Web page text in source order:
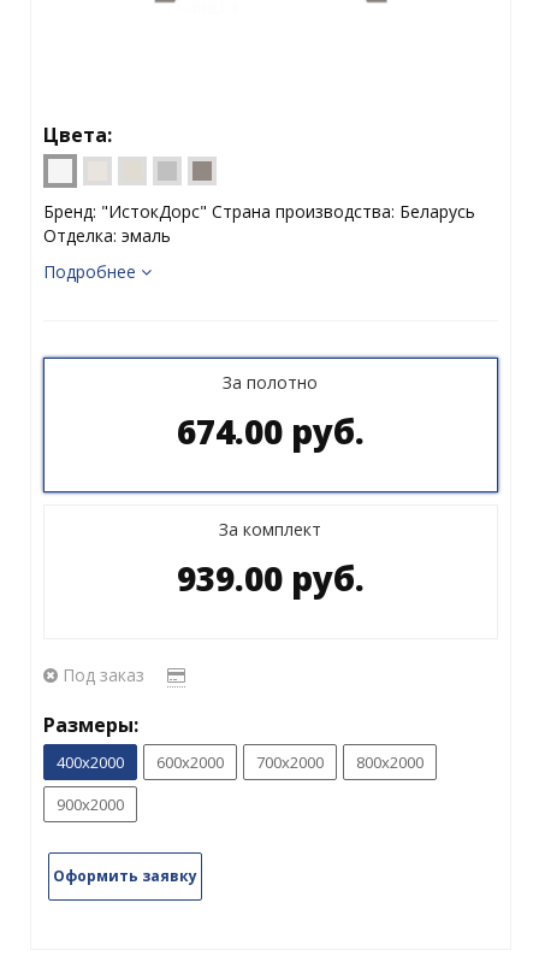
Бренд: "ИстокДорс" Страна производства: Беларусь
Отделка: эмаль
Подробнее
Цвета:
За полотно
674.00 руб.
За комплект
939.00 руб.
Под заказ
Размеры:
400х2000 600х2000 700х2000
800х2000
900х2000
Оформить заявку